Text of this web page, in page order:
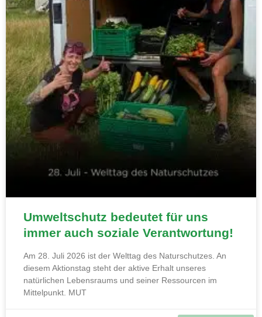
Umweltschutz bedeutet für uns
immer auch soziale Verantwortung!
Am 28. Juli 2026 ist der Welttag des Naturschutzes. An
diesem Aktionstag steht der aktive Erhalt unseres
natürlichen Lebensraums und seiner Ressourcen im
Mittelpunkt. MUT